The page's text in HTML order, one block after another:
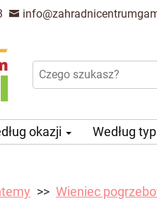
okazji Według
Wieniec